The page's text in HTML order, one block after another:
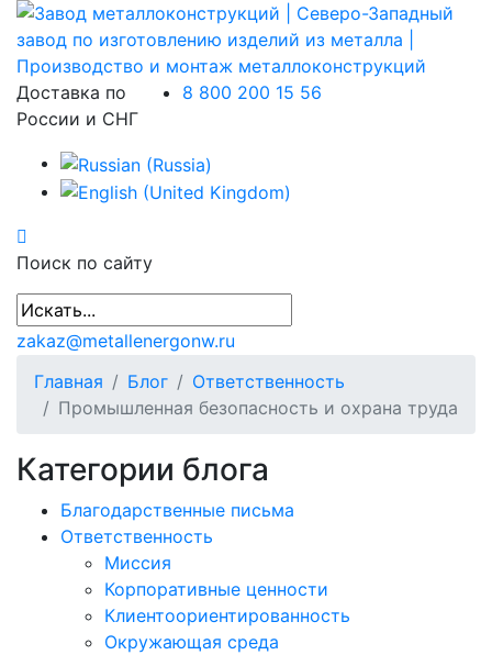
Доставка по
России и СНГ
8 800 200 15 56
Поиск по сайту
zakaz@metallenergonw.ru
Главная
Блог
Ответственность
Промышленная безопасность и охрана труда
Категории блога
Благодарственные письма
Ответственность
Миссия
Корпоративные ценности
Клиентоориентированность
Окружающая среда